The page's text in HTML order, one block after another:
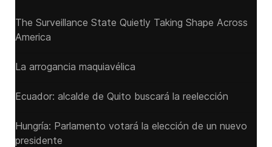
The Surveillance State Quietly Taking Shape Across
America
La arrogancia maquiavélica
Ecuador: alcalde de Quito buscará la reelección
Hungría: Parlamento votará la elección de un nuevo
presidente